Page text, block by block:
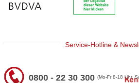
Service-Hotline &
0800 - 22 30 300(Mo-Fr 8-18 Uhr,